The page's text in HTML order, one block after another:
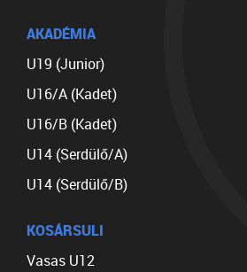
AKADÉMIA
U19 (Junior)
U16/A (Kadet)
U16/B (Kadet)
U14 (Serdülő/A)
U14 (Serdülő/B)
KOSÁRSULI
Vasas U12